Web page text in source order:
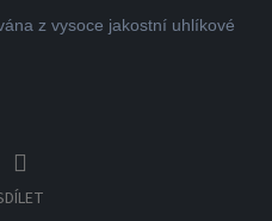
z vysoce jakostní uhlíkové